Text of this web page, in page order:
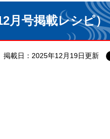
月号掲載レシピ）
掲載日：2025年12月19日更新